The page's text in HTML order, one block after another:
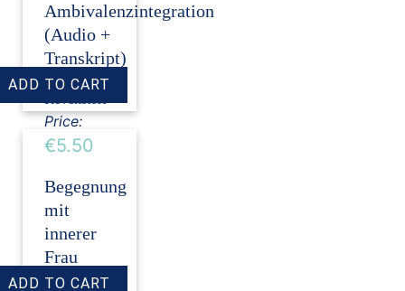
Ambivalenzintegration
(Audio +
Transkript)
› Dirk
Price:
€5.50
Begegnung
mit
innerer
Frau
(Audio +